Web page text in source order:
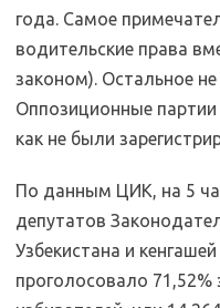
года. Самое
водительские права
законом). Остальное не
Оппозиционные
как не были
По данным ЦИК, на 5
депутатов
Узбекистана и
проголосовало 71,52%